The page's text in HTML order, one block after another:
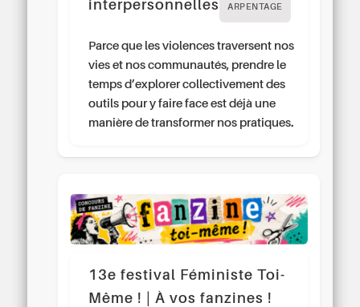
interpersonnelles
ARPENTAGE
Parce que les violences traversent nos
vies et nos communautés, prendre le
temps d’explorer collectivement des
outils pour y faire face est déjà une
manière de transformer nos pratiques.
13e festival Féministe Toi-
Même ! | À vos fanzines !